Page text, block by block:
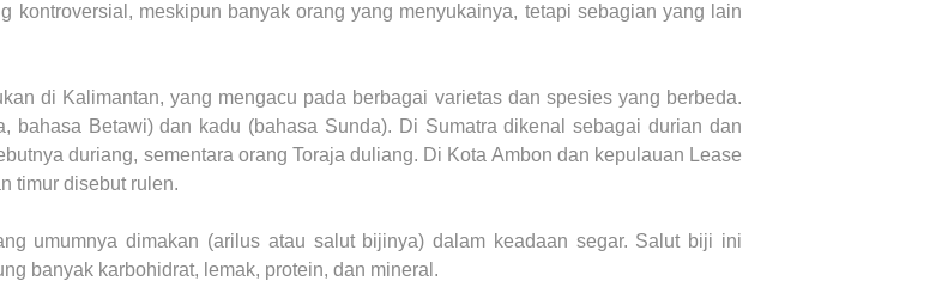
kontroversial, meskipun banyak orang yang menyukainya, tetapi sebagian yang lain
di Kalimantan, yang mengacu pada berbagai varietas dan spesies yang berbeda.
bahasa Betawi) dan kadu (bahasa Sunda). Di Sumatra dikenal sebagai durian dan
duriang, sementara orang Toraja duliang. Di Kota Ambon dan kepulauan Lease
timur disebut rulen.
umumnya dimakan (arilus atau salut bijinya) dalam keadaan segar. Salut biji ini
banyak karbohidrat, lemak, protein, dan mineral.